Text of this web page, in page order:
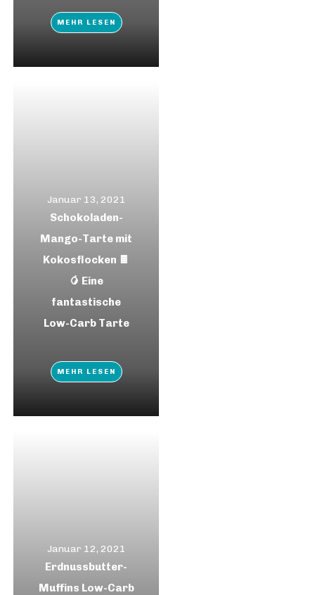
MEHR LESEN
Januar 13, 2021
Schokoladen-
Mango-Tarte mit
Kokosflocken 🍫
🥭 Eine
fantastische
Low-Carb Tarte
MEHR LESEN
Januar 12, 2021
Erdnussbutter-
Muffins Low-Carb